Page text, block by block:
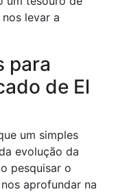
levar a
para
de El
um simples
evolução da
pesquisar o
aprofundar na